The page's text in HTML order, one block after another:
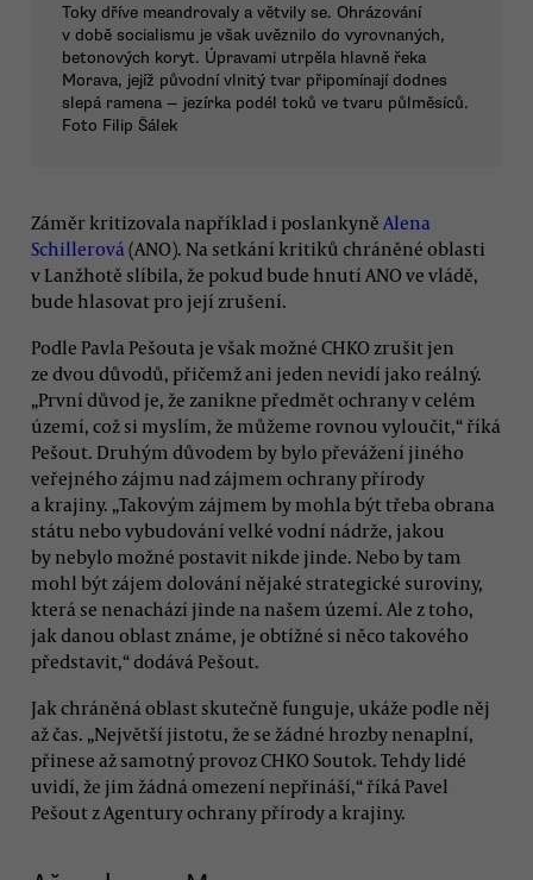
Toky dříve meandrovaly a větvily se. Ohrázování
v době socialismu je však uvěznilo do vyrovnaných,
betonových koryt. Úpravami utrpěla hlavně řeka
Morava, jejíž původní vlnitý tvar připomínají dodnes
slepá ramena — jezírka podél toků ve tvaru půlměsíců.
Foto Filip Šálek
Záměr kritizovala například i poslankyně Alena
Schillerová (ANO). Na setkání kritiků chráněné oblasti
v Lanžhotě slíbila, že pokud bude hnutí ANO ve vládě,
bude hlasovat pro její zrušení.
Podle Pavla Pešouta je však možné CHKO zrušit jen
ze dvou důvodů, přičemž ani jeden nevidí jako reálný.
„První důvod je, že zanikne předmět ochrany v celém
území, což si myslím, že můžeme rovnou vyloučit,“ říká
Pešout. Druhým důvodem by bylo převážení jiného
veřejného zájmu nad zájmem ochrany přírody
a krajiny. „Takovým zájmem by mohla být třeba obrana
státu nebo vybudování velké vodní nádrže, jakou
by nebylo možné postavit nikde jinde. Nebo by tam
mohl být zájem dolování nějaké strategické suroviny,
která se nenachází jinde na našem území. Ale z toho,
jak danou oblast známe, je obtížné si něco takového
představit,“ dodává Pešout.
Jak chráněná oblast skutečně funguje, ukáže podle něj
až čas. „Největší jistotu, že se žádné hrozby nenaplní,
přinese až samotný provoz CHKO Soutok. Tehdy lidé
uvidí, že jim žádná omezení nepřináší,“ říká Pavel
Pešout z Agentury ochrany přírody a krajiny.